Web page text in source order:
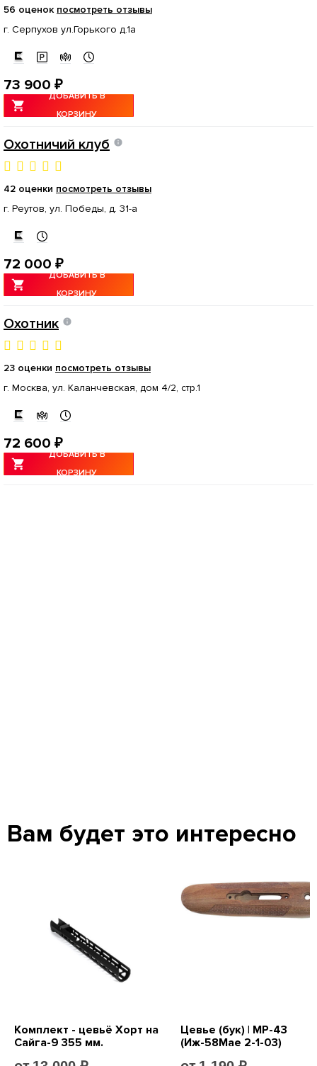
56 оценок посмотреть отзывы
г. Серпухов ул.Горького д.1а
73 900 ₽
ДОБАВИТЬ В
КОРЗИНУ
Охотничий клуб
42 оценки посмотреть отзывы
г. Реутов, ул. Победы, д. 31-а
72 000 ₽
ДОБАВИТЬ В
КОРЗИНУ
Охотник
23 оценки посмотреть отзывы
г. Москва, ул. Каланчевская, дом 4/2, стр.1
72 600 ₽
ДОБАВИТЬ В
КОРЗИНУ